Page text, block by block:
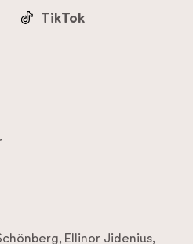
TikTok
, Ellinor Jidenius,